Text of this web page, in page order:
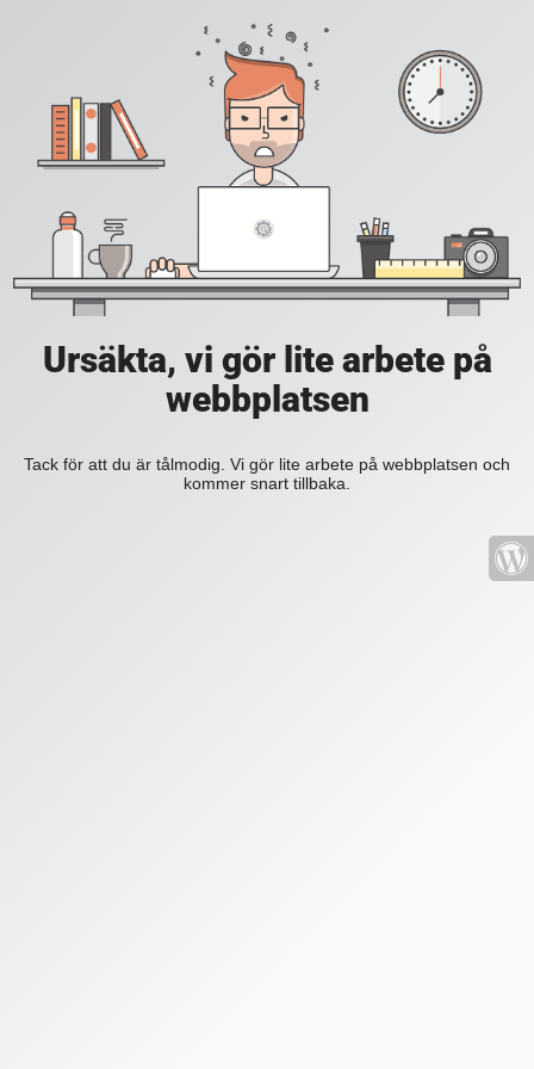
Ursäkta, vi gör lite arbete på
webbplatsen
Tack för att du är tålmodig. Vi gör lite arbete på webbplatsen och
kommer snart tillbaka.